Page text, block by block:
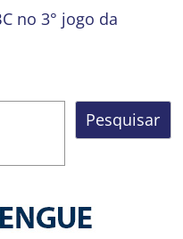
no 3° jogo da
Pesquisar